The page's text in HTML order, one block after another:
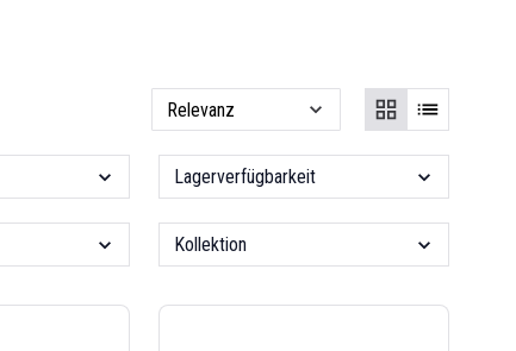
Lagerverfügbarkeit
Kollektion